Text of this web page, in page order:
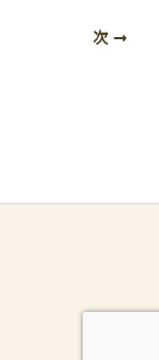
次